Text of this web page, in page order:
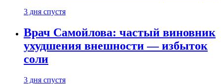
3 дня спустя
Врач Самойлова: частый виновник
ухудшения внешности — избыток
соли
3 дня спустя